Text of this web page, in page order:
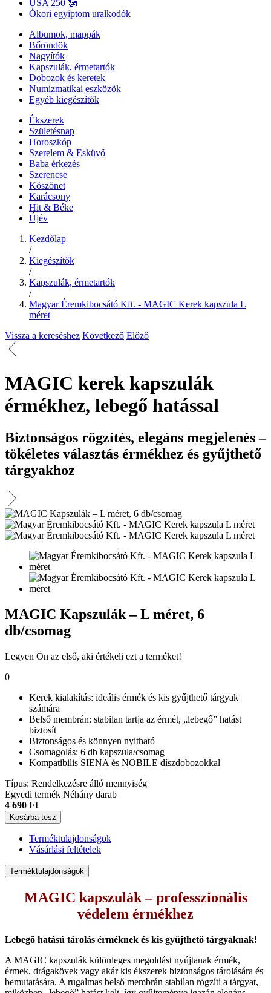
USA 250 🗽
Ókori egyiptom uralkodók
Albumok, mappák
Bőröndök
Nagyítók
Kapszulák, érmetartók
Dobozok és keretek
Numizmatikai eszközök
Egyéb kiegészítők
Ékszerek
Születésnap
Horoszkóp
Szerelem & Esküvő
Baba érkezés
Szerencse
Köszönet
Karácsony
Hit & Béke
Újév
Kezdőlap
/
Kiegészítők
/
Kapszulák, érmetartók
/
Magyar Éremkibocsátó Kft. - MAGIC Kerek kapszula L
méret
Vissza a kereséshez Következő Előző
MAGIC kerek kapszulák
érmékhez, lebegő hatással
Biztonságos rögzítés, elegáns megjelenés –
tökéletes választás érmékhez és gyűjthető
tárgyakhoz
MAGIC Kapszulák – L méret, 6
db/csomag
Legyen Ön az első, aki értékeli ezt a terméket!
0
Kerek kialakítás: ideális érmék és kis gyűjthető tárgyak
számára
Belső membrán: stabilan tartja az érmét, „lebegő” hatást
biztosít
Biztonságos és könnyen nyitható
Csomagolás: 6 db kapszula/csomag
Kompatibilis SIENA és NOBILE díszdobozokkal
Típus: Rendelkezésre álló mennyiség
Egyedi termék Néhány darab
4 690 Ft
Kosárba tesz
Terméktulajdonságok
Vásárlási feltételek
Terméktulajdonságok
MAGIC kapszulák – professzionális
védelem érmékhez
Lebegő hatású tárolás érméknek és kis gyűjthető tárgyaknak!
A MAGIC kapszulák különleges megoldást nyújtanak érmék,
érmek, drágakövek vagy akár kis ékszerek biztonságos tárolására és
bemutatására. A rugalmas belső membrán stabilan rögzíti a tárgyat,